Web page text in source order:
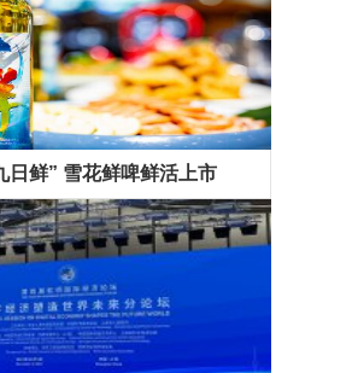
日鲜” 雪花鲜啤鲜活上市